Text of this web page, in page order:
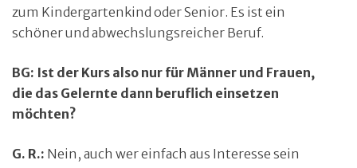
zum Kindergartenkind oder Senior. Es ist ein
schöner und abwechslungsreicher Beruf.
BG: Ist der Kurs also nur für Männer und Frauen,
die das Gelernte dann beruflich einsetzen
möchten?
G. R.: Nein, auch wer einfach aus Interesse sein